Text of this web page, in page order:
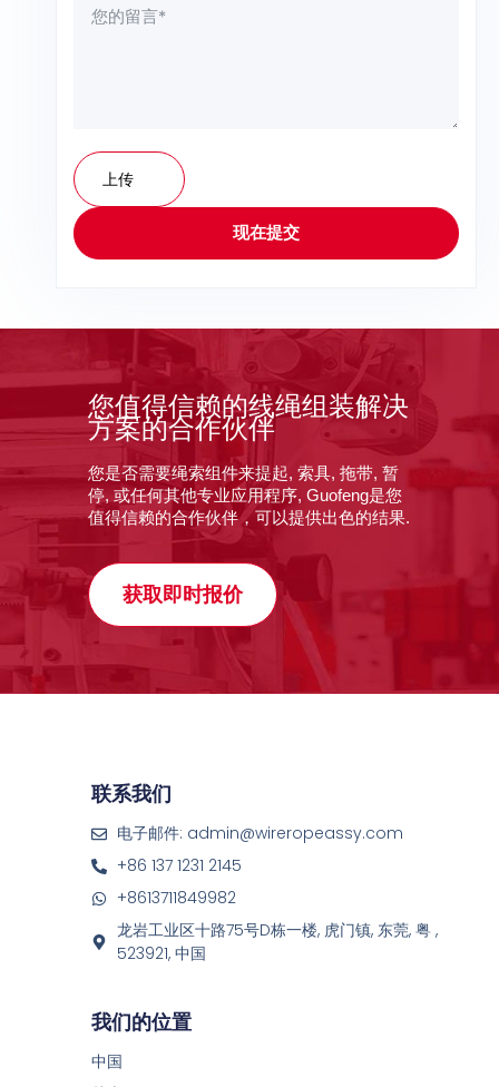
上传
现在提交
您值得信赖的线绳组装解决
方案的合作伙伴
您是否需要绳索组件来提起, 索具, 拖带, 暂
停, 或任何其他专业应用程序, Guofeng是您
值得信赖的合作伙伴，可以提供出色的结果.
获取即时报价
联系我们
电子邮件: admin@wireropeassy.com
+86 137 1231 2145
+8613711849982
龙岩工业区十路75号D栋一楼, 虎门镇, 东莞, 粤 ,
523921, 中国
我们的位置
中国